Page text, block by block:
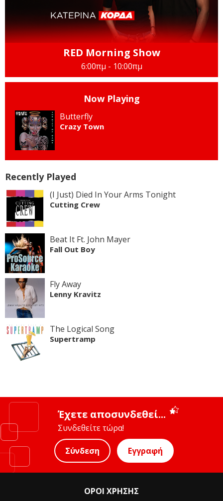
RED Morning Show
6:00πμ - 10:00πμ
Now Playing
Butterfly
Crazy Town
Recently Played
(I Just) Died In Your Arms Tonight
Cutting Crew
Beat It Ft. John Mayer
Fall Out Boy
Fly Away
Lenny Kravitz
The Logical Song
Supertramp
Έχετε αποσυνδεθεί...
Συνδεθείτε τώρα!
Σύνδεση Εγγραφή
ΟΡΟΙ ΧΡΗΣΗΣ